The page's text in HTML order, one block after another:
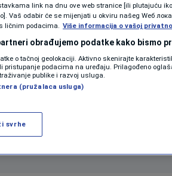
N1 SPECIJAL
FENOMENI
NEISTRAŽENO
VIRALNO
NOGOMET 0 komentara
Više
Bosne i Hercegovine četrti
naguravanja između igrača.
link na dnu ove web stranice [ili plutajuću
Vaš odabir će se mijenjati u okviru našeg Wеб
ličnim podacima. Više informacija o vašoj
obrađujemo podatke kako bismo
o tačnoj geolokaciji. Aktivno skenirajte
pristupanje podacima na uređaju. Prilagođeno
publike i razvoj usluga.
(pružalaca usluga)
svrhe